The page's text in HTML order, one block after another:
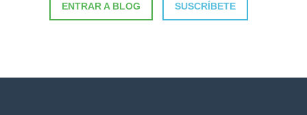
ENTRAR A BLOG SUSCRÍBETE